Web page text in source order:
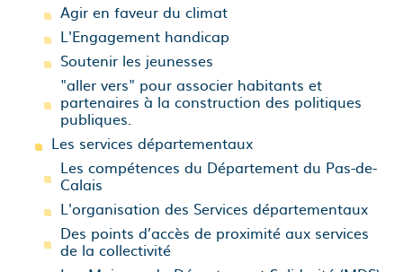
Agir en faveur du climat
L'Engagement handicap
Soutenir les jeunesses
"aller vers" pour associer habitants et
partenaires à la construction des politiques
publiques.
Les services départementaux
Les compétences du Département du Pas-de-
Calais
L'organisation des Services départementaux
Des points d’accès de proximité aux services
de la collectivité